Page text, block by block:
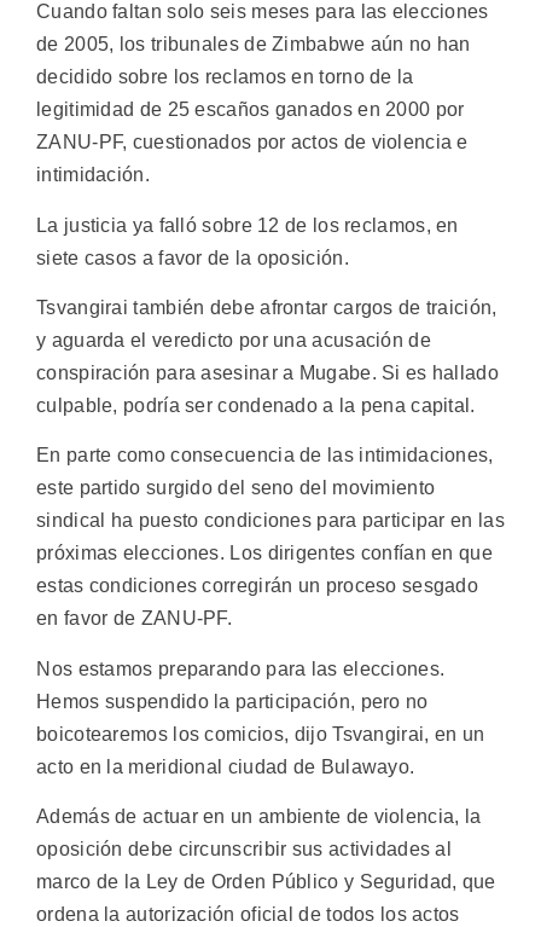
Cuando faltan solo seis meses para las elecciones
de 2005, los tribunales de Zimbabwe aún no han
decidido sobre los reclamos en torno de la
legitimidad de 25 escaños ganados en 2000 por
ZANU-PF, cuestionados por actos de violencia e
intimidación.
La justicia ya falló sobre 12 de los reclamos, en
siete casos a favor de la oposición.
Tsvangirai también debe afrontar cargos de traición,
y aguarda el veredicto por una acusación de
conspiración para asesinar a Mugabe. Si es hallado
culpable, podría ser condenado a la pena capital.
En parte como consecuencia de las intimidaciones,
este partido surgido del seno del movimiento
sindical ha puesto condiciones para participar en las
próximas elecciones. Los dirigentes confían en que
estas condiciones corregirán un proceso sesgado
en favor de ZANU-PF.
Nos estamos preparando para las elecciones.
Hemos suspendido la participación, pero no
boicotearemos los comicios, dijo Tsvangirai, en un
acto en la meridional ciudad de Bulawayo.
Además de actuar en un ambiente de violencia, la
oposición debe circunscribir sus actividades al
marco de la Ley de Orden Público y Seguridad, que
ordena la autorización oficial de todos los actos